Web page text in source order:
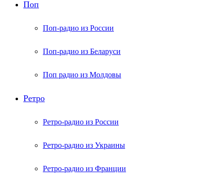
Поп
Поп-радио из России
Поп-радио из Беларуси
Поп радио из Молдовы
Ретро
Ретро-радио из России
Ретро-радио из Украины
Ретро-радио из Франции